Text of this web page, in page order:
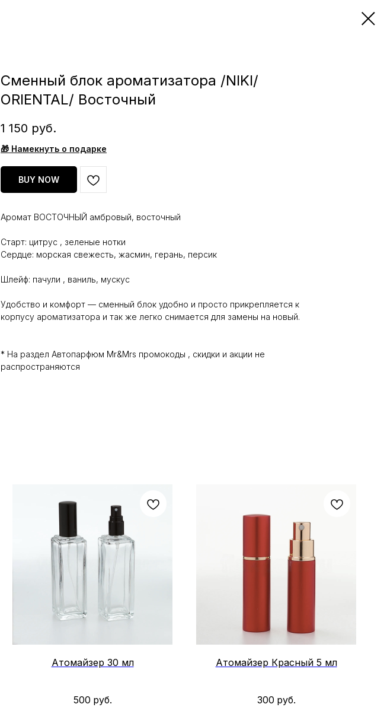
Сменный блок ароматизатора /NIKI/
ORIENTAL/ Восточный
1 150 руб.
🎁 Намекнуть о подарке
BUY NOW
Аромат ВОСТОЧНЫЙ амбровый, восточный
Старт: цитрус , зеленые нотки
Сердце: морская свежесть, жасмин, герань, персик
Шлейф: пачули , ваниль, мускус
Удобство и комфорт — сменный блок удобно и просто прикрепляется к
корпусу ароматизатора и так же легко снимается для замены на новый.
* На раздел Автопарфюм Mr&Mrs промокоды , скидки и акции не
распространяются
Атомайзер 30 мл
500 руб.
Атомайзер Красный 5 мл
300 руб.